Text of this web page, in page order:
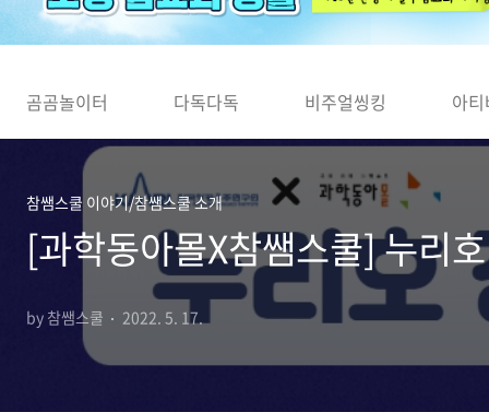
곰곰놀이터 다독다독 비주얼씽킹 아
참쌤스쿨 이야기/참쌤스쿨 소개
[과학동아몰X참쌤스쿨] 누리
by 참쌤스쿨 2022. 5. 17.